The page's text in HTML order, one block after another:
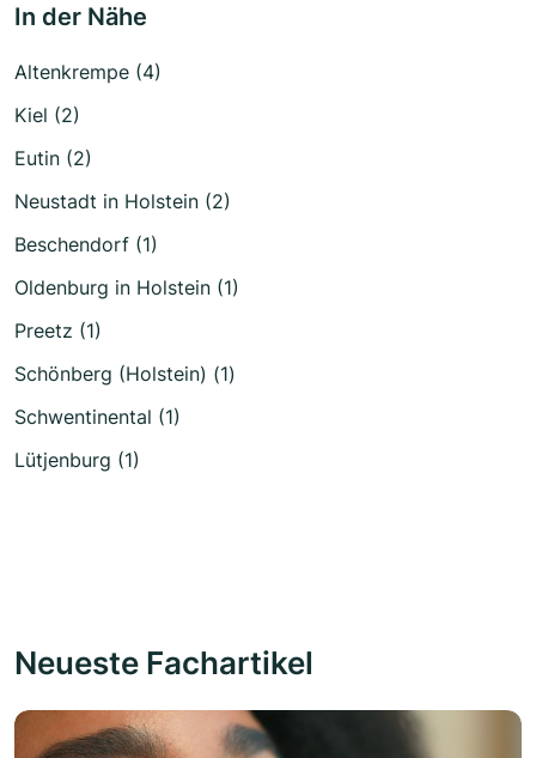
In der Nähe
Altenkrempe (4)
Kiel (2)
Eutin (2)
Neustadt in Holstein (2)
Beschendorf (1)
Oldenburg in Holstein (1)
Preetz (1)
Schönberg (Holstein) (1)
Schwentinental (1)
Lütjenburg (1)
Neueste Fachartikel